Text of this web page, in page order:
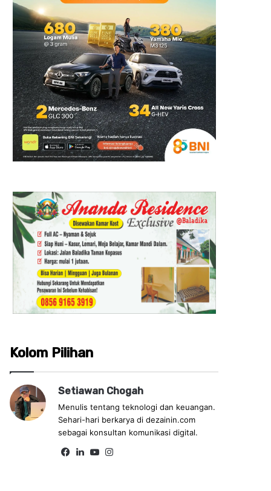
Kolom Pilihan
Setiawan Chogah
Menulis tentang teknologi dan keuangan.
Sehari-hari berkarya di dezainin.com
sebagai konsultan komunikasi digital.
Fa Lin Yo